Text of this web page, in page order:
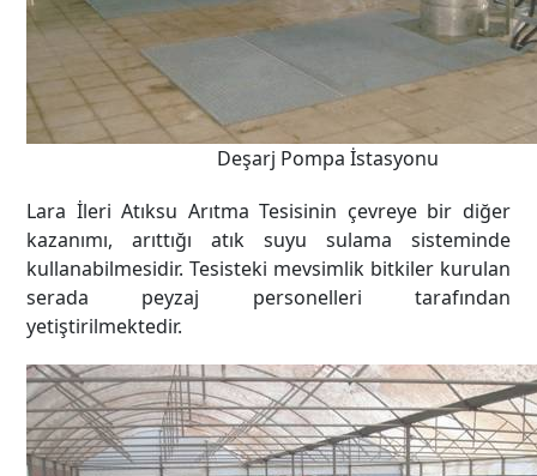
Deşarj Pompa İstasyonu
Lara İleri Atıksu Arıtma Tesisinin çevreye bir diğer
kazanımı, arıttığı atık suyu sulama sisteminde
kullanabilmesidir. Tesisteki mevsimlik bitkiler kurulan
serada peyzaj personelleri tarafından
yetiştirilmektedir.